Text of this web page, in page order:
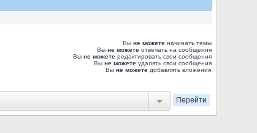
Вы не можете начинать темы
Вы не можете отвечать на сообщения
Вы не можете редактировать свои сообщения
Вы не можете удалять свои сообщения
Вы не можете добавлять вложения